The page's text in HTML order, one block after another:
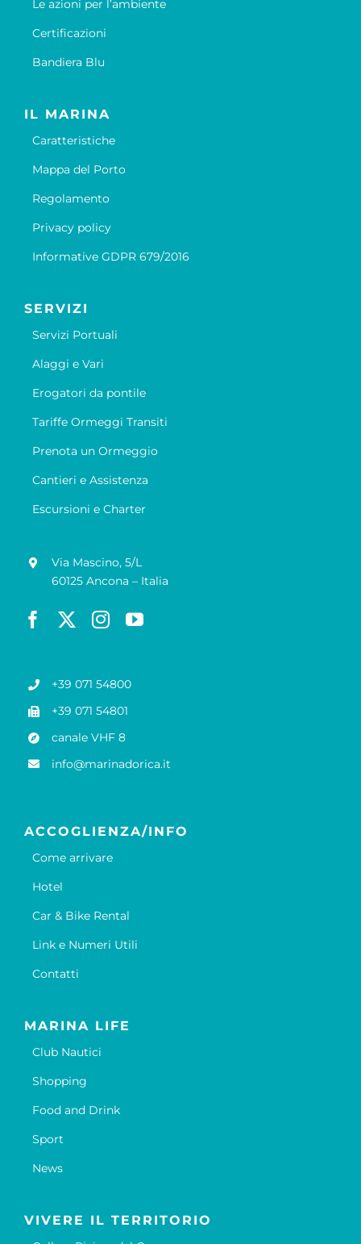
Le azioni per l’ambiente
Certificazioni
Bandiera Blu
IL MARINA
Caratteristiche
Mappa del Porto
Regolamento
Privacy policy
Informative GDPR 679/2016
SERVIZI
Servizi Portuali
Alaggi e Vari
Erogatori da pontile
Tariffe Ormeggi Transiti
Prenota un Ormeggio
Cantieri e Assistenza
Escursioni e Charter
Via Mascino, 5/L
60125 Ancona – Italia
+39 071 54800
+39 071 54801
canale VHF 8
info@marinadorica.it
ACCOGLIENZA/INFO
Come arrivare
Hotel
Car & Bike Rental
Link e Numeri Utili
Contatti
MARINA LIFE
Club Nautici
Shopping
Food and Drink
Sport
News
VIVERE IL TERRITORIO